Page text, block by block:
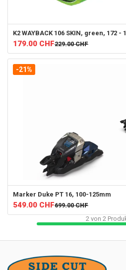
K2 WAYBACK 106 SKIN, green, 172 -
179.00 CHF229.00 CHF
-21%
Marker Duke PT 16, 100-125mm
549.00 CHF699.00 CHF
2von 2